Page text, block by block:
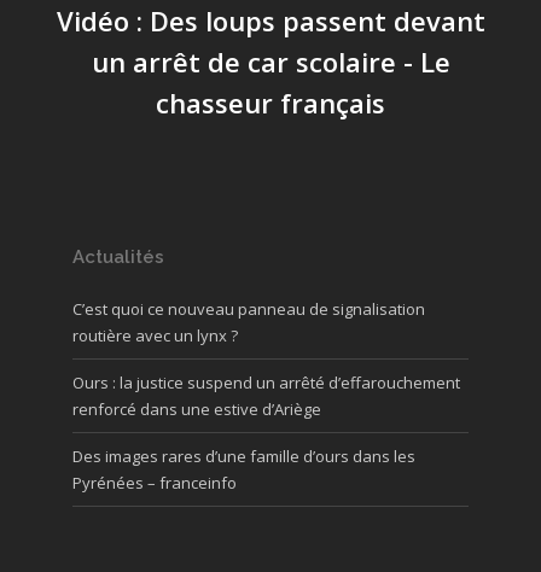
Vidéo : Des loups passent devant
un arrêt de car scolaire - Le
chasseur français
Actualités
C’est quoi ce nouveau panneau de signalisation
routière avec un lynx ?
Ours : la justice suspend un arrêté d’effarouchement
renforcé dans une estive d’Ariège
Des images rares d’une famille d’ours dans les
Pyrénées – franceinfo